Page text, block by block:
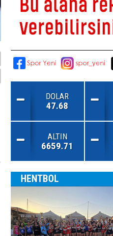
DOLAR
47.68
ALTIN
6659.71
HENTBOL